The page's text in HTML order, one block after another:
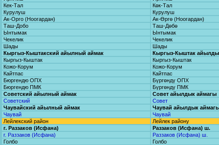
Кек-Тал
Көк-Тал
Курулуш
Курулуш
Ак-Орго (Ноогардан)
Ак-Өргө (Ноогардан)
Таш-Добо
Таш-Дөбө
Ынтымак
Ынтымак
Чекелик
Чекелик
Шады
Шады
Кыргыз-Кыштакский айылный аймак
Кыргыз-Кыштак
Кыргыз-Кыштак
Кыргыз-Кыштак
Кожо-Корум
Кожо-Корум
Кайтпас
Кайтпас
Бюргендю ОПХ
Бүргөндү ОПХ
Бюргендю ПМК
Бүргөндү ПМК
Советский айылный аймак
Совет айылдык аймагы
Советский
Совет
Чаувайский айылный аймак
Чаувай айылдык
Чаувай
Чаувай
Лейлекский район
Лейлек району
г. Раззаков (Исфана)
Раззаков (Исфана) ш.
г. Раззаков (Исфана)
Раззаков (Исфана) ш.
Голбо
Голбо